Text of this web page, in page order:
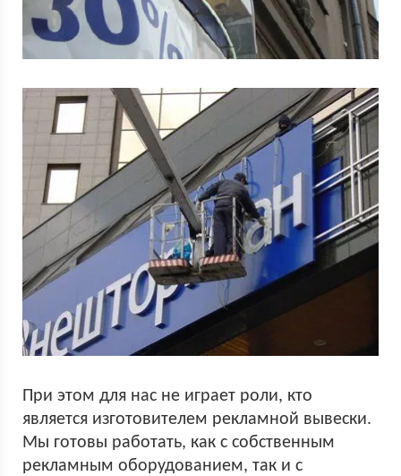
При этом для нас не играет роли, кто
является изготовителем рекламной вывески.
Мы готовы работать, как с собственным
рекламным оборудованием, так и с